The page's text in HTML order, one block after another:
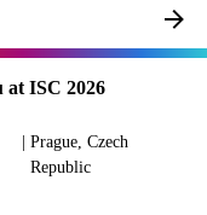
at ISC 2026
Prague, Czech
Republic